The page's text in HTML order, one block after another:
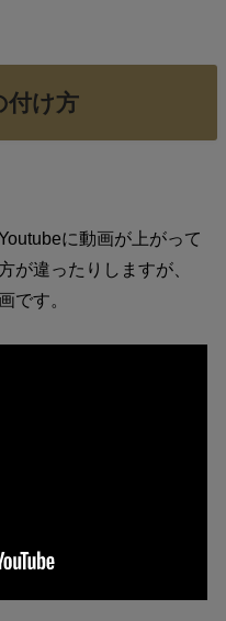
付け方
に動画が上がって
が違ったりしますが、
です。